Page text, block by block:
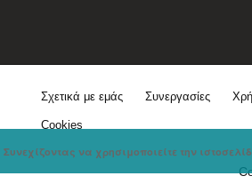
Σχετικά με εμάς Συνεργασίες
Cookies
Συνεχίζοντας να χρησιμοποιείτε την